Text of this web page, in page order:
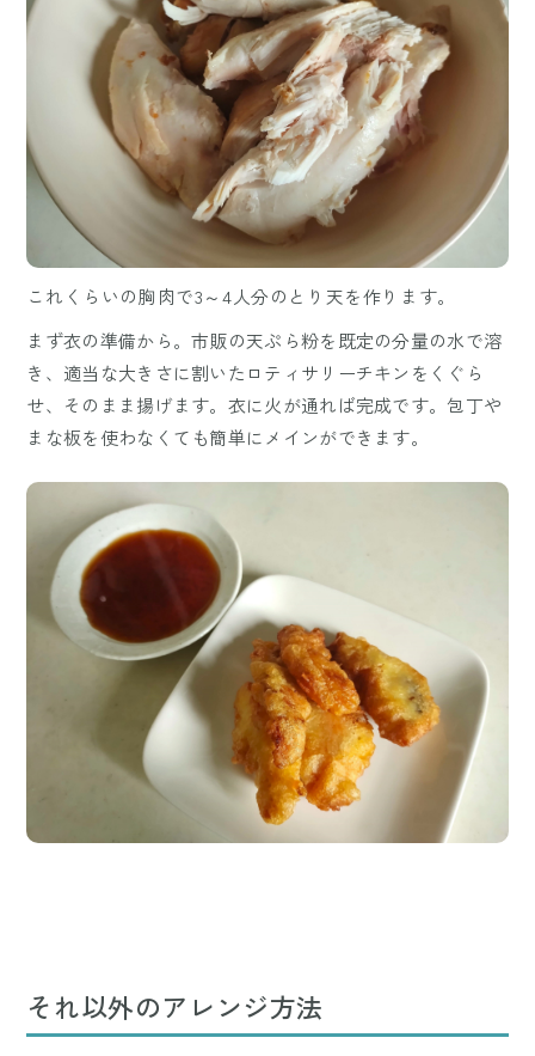
これくらいの胸肉で3～4人分のとり天を作ります。
まず衣の準備から。市販の天ぷら粉を既定の分量の水で溶
き、適当な大きさに割いたロティサリーチキンをくぐら
せ、そのまま揚げます。衣に火が通れば完成です。包丁や
まな板を使わなくても簡単にメインができます。
それ以外のアレンジ方法